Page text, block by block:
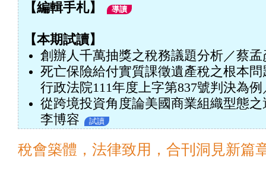
【編輯手札】 導讀
【本期試讀】
創辦人千萬抽獎之稅務議題分析／蔡孟
死亡保險給付實質課徵遺產稅之根本
行政法院111年度上字第837號判決為
從跨境投資角度論美國商業組織型態
李博容
試讀
稅會築體，法律致用，合刊洞見新篇